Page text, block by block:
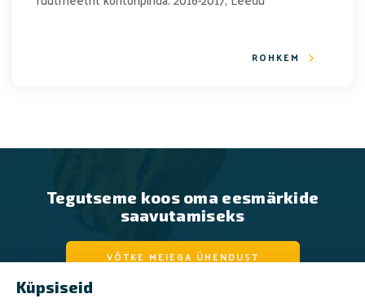
ROHKEM
Tegutseme koos oma eesmärkide
saavutamiseks
VÕTKE MEIEGA ÜHENDUST
Küpsiseid